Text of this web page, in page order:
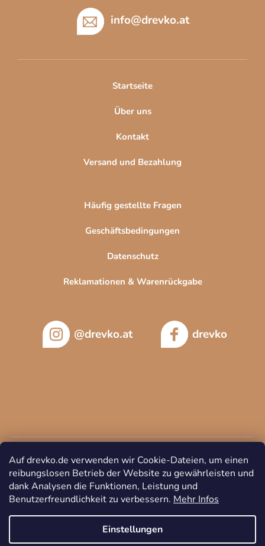
Auf drevko.de verwenden wir Cookie-Dateien, um einen
reibungslosen Betrieb der Website zu gewährleisten und
dank Analysen die Funktionen, Leistung und
Benutzerfreundlichkeit zu verbessern. Mehr Infos
Einstellungen
info@drevko.at
Startseite
Über uns
Kontakt
Versand und Bezahlung
Häufig gestellte Fragen
Geschäftsbedingungen
Datenschutz
Reklamationen & Warenrückgabe
@drevko.at drevko
Copyright 2026DREVKO. Alle Rechte vorbehalten.